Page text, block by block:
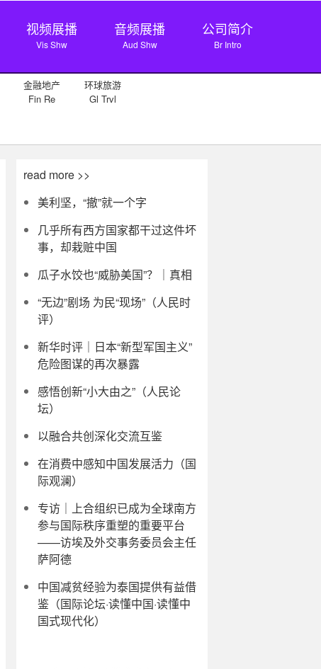
视频展播
Vis Shw
音频展播
Aud Shw
公司简介
Br Intro
金融地产
Fin Re
环球旅游
Gl Trvl
read more >>
美利坚，“撤”就一个字
几乎所有西方国家都干过这件坏
事，却栽赃中国
瓜子水饺也“威胁美国”？｜真相
“无边”剧场 为民“现场”（人民时
评）
新华时评｜日本“新型军国主义”
危险图谋的再次暴露
感悟创新“小大由之”（人民论
坛）
以融合共创深化交流互鉴
在消费中感知中国发展活力（国
际观澜）
专访｜上合组织已成为全球南方
参与国际秩序重塑的重要平台
——访埃及外交事务委员会主任
萨阿德
中国减贫经验为泰国提供有益借
鉴（国际论坛·读懂中国·读懂中
国式现代化）